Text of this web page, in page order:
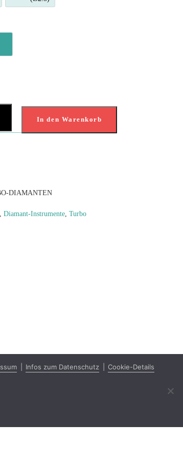
In den Warenkorb
DIAMANTEN
,Diamant-Instrumente ,Turbo
Infos zum Datenschutz
Cookie-Details